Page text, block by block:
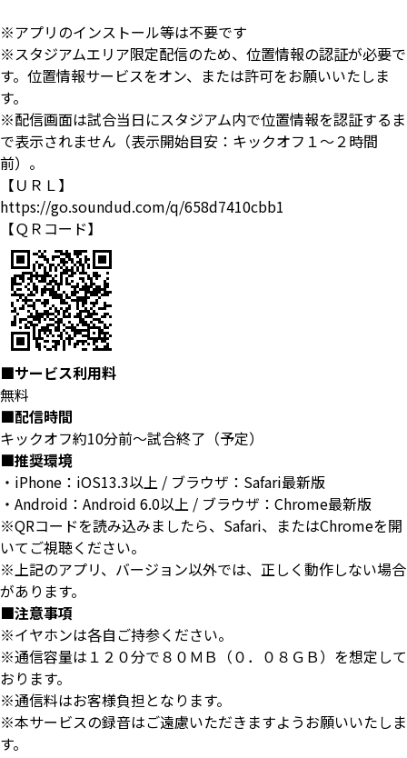
※アプリのインストール等は不要です
※スタジアムエリア限定配信のため、位置情報の認証が必要で
す。位置情報サービスをオン、または許可をお願いいたしま
す。
※配信画面は試合当日にスタジアム内で位置情報を認証するま
で表示されません（表示開始目安：キックオフ１～２時間
前）。
【ＵＲＬ】
https://go.soundud.com/q/658d7410cbb1
【ＱＲコード】
■サービス利用料
無料
■配信時間
キックオフ約10分前～試合終了（予定）
■推奨環境
・iPhone：iOS13.3以上 / ブラウザ：Safari最新版
・Android：Android 6.0以上 / ブラウザ：Chrome最新版
※QRコードを読み込みましたら、Safari、またはChromeを開
いてご視聴ください。
※上記のアプリ、バージョン以外では、正しく動作しない場合
があります。
■注意事項
※イヤホンは各自ご持参ください。
※通信容量は１２０分で８０ＭＢ（０．０８ＧＢ）を想定して
おります。
※通信料はお客様負担となります。
※本サービスの録音はご遠慮いただきますようお願いいたしま
す。